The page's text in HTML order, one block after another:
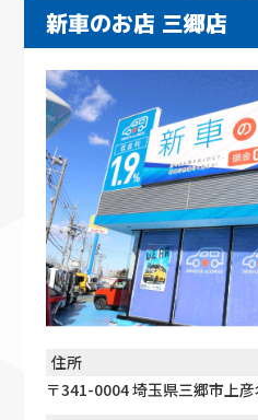
新車のお店 三郷店
住所
〒341-0004 埼玉県三郷市上